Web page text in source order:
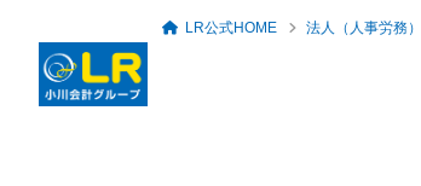
LR公式HOME 法人（人事労務）